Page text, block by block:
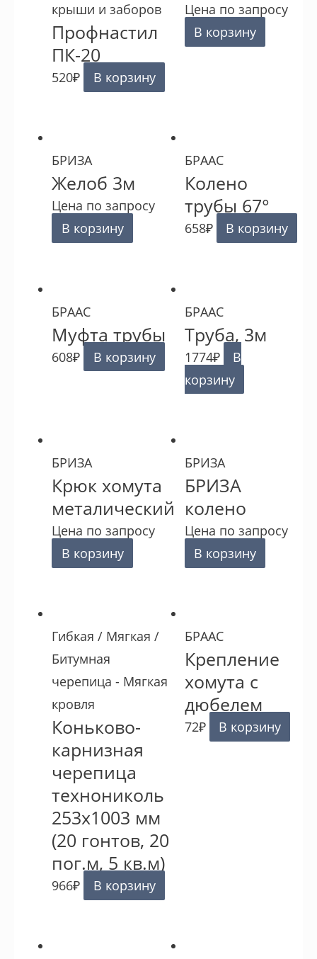
крыши и заборов
Профнастил
ПК-20
520₽ В корзину
Цена по запросу
В корзину
БРИЗА
Желоб 3м
Цена по запросу
В корзину
БРААС
Колено
трубы 67°
658₽ В корзину
БРААС
Муфта трубы
608₽ В корзину
БРААС
Труба, 3м
1774₽
В
корзину
БРИЗА
Крюк хомута
металический
Цена по запросу
В корзину
БРИЗА
БРИЗА
колено
Цена по запросу
В корзину
Гибкая / Мягкая /
Битумная
черепица - Мягкая
кровля
Коньково-
карнизная
черепица
технониколь
253х1003 мм
(20 гонтов, 20
пог.м, 5 кв.м)
966₽ В корзину
БРААС
Крепление
хомута с
дюбелем
72₽ В корзину